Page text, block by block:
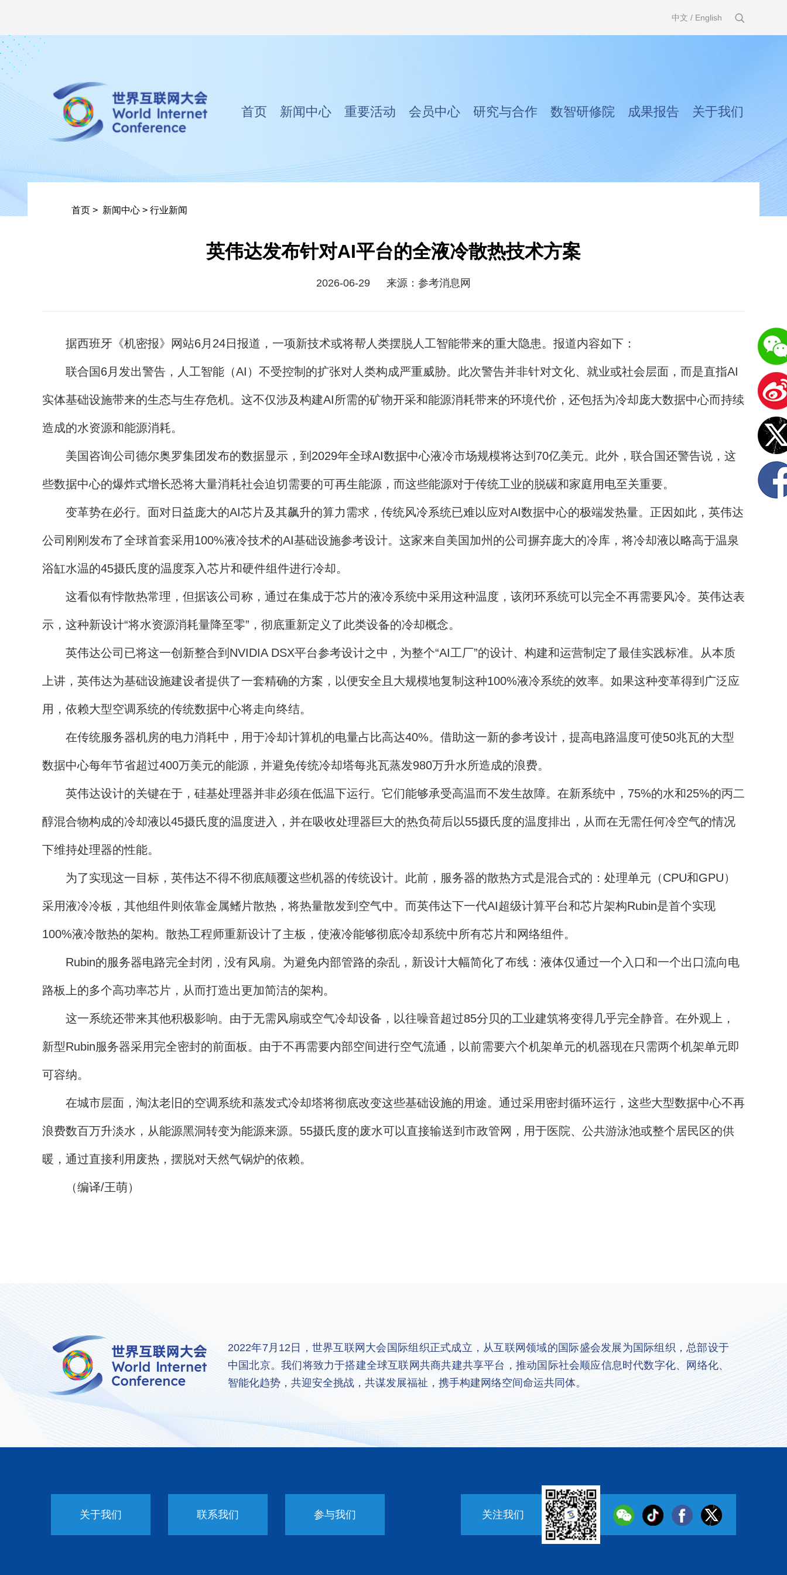
中文 / English
首页 新闻中心 重要活动 会员中心 研究与合作 数智研修院 成果报告 关于我们
首页 > 新闻中心 > 行业新闻
英伟达发布针对AI平台的全液冷散热技术方案
2026-06-29 来源：参考消息网
据西班牙《机密报》网站6月24日报道，一项新技术或将帮人类摆脱人工智能带来的重大隐患。报道内容如下：
联合国6月发出警告，人工智能（AI）不受控制的扩张对人类构成严重威胁。此次警告并非针对文化、就业或社会层面，而是直指AI
实体基础设施带来的生态与生存危机。这不仅涉及构建AI所需的矿物开采和能源消耗带来的环境代价，还包括为冷却庞大数据中心而持续
造成的水资源和能源消耗。
美国咨询公司德尔奥罗集团发布的数据显示，到2029年全球AI数据中心液冷市场规模将达到70亿美元。此外，联合国还警告说，这
些数据中心的爆炸式增长恐将大量消耗社会迫切需要的可再生能源，而这些能源对于传统工业的脱碳和家庭用电至关重要。
变革势在必行。面对日益庞大的AI芯片及其飙升的算力需求，传统风冷系统已难以应对AI数据中心的极端发热量。正因如此，英伟达
公司刚刚发布了全球首套采用100%液冷技术的AI基础设施参考设计。这家来自美国加州的公司摒弃庞大的冷库，将冷却液以略高于温泉
浴缸水温的45摄氏度的温度泵入芯片和硬件组件进行冷却。
这看似有悖散热常理，但据该公司称，通过在集成于芯片的液冷系统中采用这种温度，该闭环系统可以完全不再需要风冷。英伟达表
示，这种新设计“将水资源消耗量降至零”，彻底重新定义了此类设备的冷却概念。
英伟达公司已将这一创新整合到NVIDIA DSX平台参考设计之中，为整个“AI工厂”的设计、构建和运营制定了最佳实践标准。从本质
上讲，英伟达为基础设施建设者提供了一套精确的方案，以便安全且大规模地复制这种100%液冷系统的效率。如果这种变革得到广泛应
用，依赖大型空调系统的传统数据中心将走向终结。
在传统服务器机房的电力消耗中，用于冷却计算机的电量占比高达40%。借助这一新的参考设计，提高电路温度可使50兆瓦的大型
数据中心每年节省超过400万美元的能源，并避免传统冷却塔每兆瓦蒸发980万升水所造成的浪费。
英伟达设计的关键在于，硅基处理器并非必须在低温下运行。它们能够承受高温而不发生故障。在新系统中，75%的水和25%的丙二
醇混合物构成的冷却液以45摄氏度的温度进入，并在吸收处理器巨大的热负荷后以55摄氏度的温度排出，从而在无需任何冷空气的情况
下维持处理器的性能。
为了实现这一目标，英伟达不得不彻底颠覆这些机器的传统设计。此前，服务器的散热方式是混合式的：处理单元（CPU和GPU）
采用液冷冷板，其他组件则依靠金属鳍片散热，将热量散发到空气中。而英伟达下一代AI超级计算平台和芯片架构Rubin是首个实现
100%液冷散热的架构。散热工程师重新设计了主板，使液冷能够彻底冷却系统中所有芯片和网络组件。
Rubin的服务器电路完全封闭，没有风扇。为避免内部管路的杂乱，新设计大幅简化了布线：液体仅通过一个入口和一个出口流向电
路板上的多个高功率芯片，从而打造出更加简洁的架构。
这一系统还带来其他积极影响。由于无需风扇或空气冷却设备，以往噪音超过85分贝的工业建筑将变得几乎完全静音。在外观上，
新型Rubin服务器采用完全密封的前面板。由于不再需要内部空间进行空气流通，以前需要六个机架单元的机器现在只需两个机架单元即
可容纳。
在城市层面，淘汰老旧的空调系统和蒸发式冷却塔将彻底改变这些基础设施的用途。通过采用密封循环运行，这些大型数据中心不再
浪费数百万升淡水，从能源黑洞转变为能源来源。55摄氏度的废水可以直接输送到市政管网，用于医院、公共游泳池或整个居民区的供
暖，通过直接利用废热，摆脱对天然气锅炉的依赖。
（编译/王萌）
2022年7月12日，世界互联网大会国际组织正式成立，从互联网领域的国际盛会发展为国际组织，总部设于
中国北京。我们将致力于搭建全球互联网共商共建共享平台，推动国际社会顺应信息时代数字化、网络化、
智能化趋势，共迎安全挑战，共谋发展福祉，携手构建网络空间命运共同体。
关于我们 联系我们 参与我们 关注我们